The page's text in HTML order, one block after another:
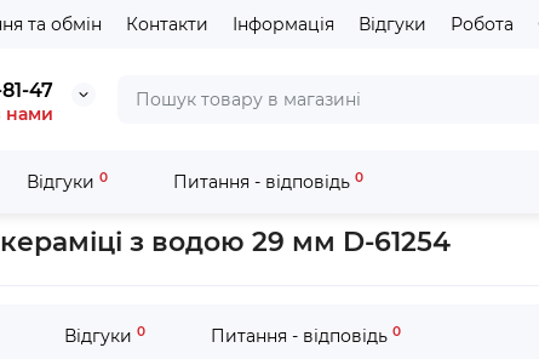
та обмін Контакти Інформація Відгуки Робота
47
нами
Відгуки 0 Питання - відповідь 0
з твердої кераміки Алмазна коронка Makita по
з водою 29 мм D-61254
Відгуки 0 Питання - відповідь 0